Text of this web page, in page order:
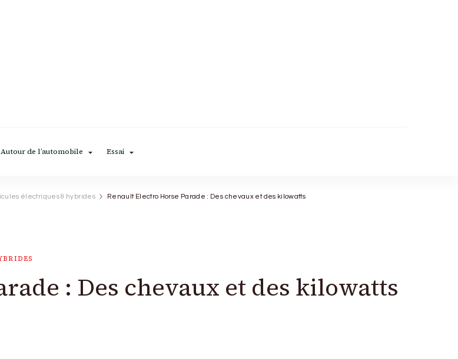
Autour de l’automobile Essai
électriques & hybrides Renault Electro Horse Parade : Des chevaux et des kilowatts
: Des chevaux et des kilowatts